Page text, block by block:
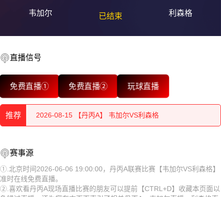
韦加尔 已结束 利森格
直播信号
免费直播① 免费直播② 玩球直播
推荐
2026-08-15 【丹丙A】 韦加尔VS利森格
2026-08-15 【丹丙A】 韦加尔VS利森格
2026-08-15 【丹丙A】 韦加尔VS利森格
2026-08-15 【丹丙A】 韦加尔VS利森格
2026-08-15 【丹丙A】 韦加尔VS利森格
2026-08-15 【丹丙A】 韦加尔VS利森格
2026-08-15 【丹丙A】 韦加尔VS利森格
赛事源
①.北京时间2026-06-06 19:00:00，丹丙A联赛比赛【韦加尔VS利森格】
准时在线免费直播。
②.喜欢看丹丙A现场直播比赛的朋友可以提前【CTRL+D】收藏本页面以